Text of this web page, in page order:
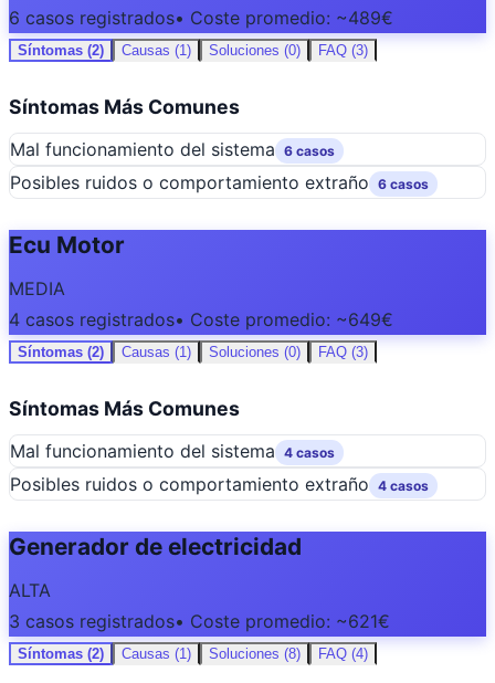
6 casos registrados• Coste promedio: ~489€
Síntomas (2) Causas (1) Soluciones (0) FAQ (3)
Síntomas Más Comunes
Mal funcionamiento del sistema 6 casos
Posibles ruidos o comportamiento extraño 6 casos
Ecu Motor
MEDIA
4 casos registrados• Coste promedio: ~649€
Síntomas (2) Causas (1) Soluciones (0) FAQ (3)
Síntomas Más Comunes
Mal funcionamiento del sistema 4 casos
Posibles ruidos o comportamiento extraño 4 casos
Generador de electricidad
ALTA
3 casos registrados• Coste promedio: ~621€
Síntomas (2) Causas (1) Soluciones (8) FAQ (4)